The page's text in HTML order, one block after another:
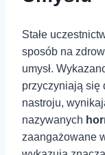
Stałe
sposób na
umysł.⁢
przyczyniają się‍
⁢nastroju,‍
nazywanych
zaangażowane